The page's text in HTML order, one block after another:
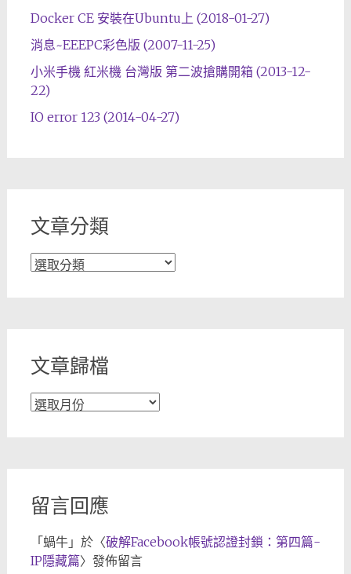
Docker CE 安裝在Ubuntu上 (2018-01-27)
消息~EEEPC彩色版 (2007-11-25)
小米手機 紅米機 台灣版 第二波搶購開箱 (2013-12-
22)
IO error 123 (2014-04-27)
文章分類
文
文章歸檔
文
留言回應
「 蝸牛」於〈破解Facebook帳號認證封鎖：第四篇-
IP隱藏篇〉發佈留言